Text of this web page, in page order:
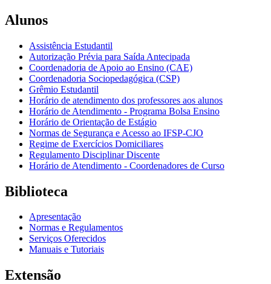
Alunos
Assistência Estudantil
Autorização Prévia para Saída Antecipada
Coordenadoria de Apoio ao Ensino (CAE)
Coordenadoria Sociopedagógica (CSP)
Grêmio Estudantil
Horário de atendimento dos professores aos alunos
Horário de Atendimento - Programa Bolsa Ensino
Horário de Orientação de Estágio
Normas de Segurança e Acesso ao IFSP-CJO
Regime de Exercícios Domiciliares
Regulamento Disciplinar Discente
Horário de Atendimento - Coordenadores de Curso
Biblioteca
Apresentação
Normas e Regulamentos
Serviços Oferecidos
Manuais e Tutoriais
Extensão